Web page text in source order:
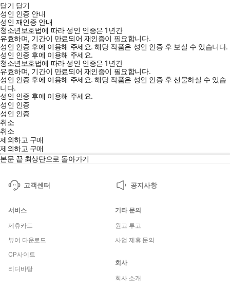
닫기 닫기
성인 인증 안내
성인 재인증 안내
청소년보호법에 따라 성인 인증은 1년간
유효하며, 기간이 만료되어 재인증이 필요합니다.
성인 인증 후에 이용해 주세요.해당 작품은 성인 인증 후 보실 수 있습니다.
성인 인증 후에 이용해 주세요.
청소년보호법에 따라 성인 인증은 1년간
유효하며, 기간이 만료되어 재인증이 필요합니다.
성인 인증 후에 이용해 주세요.해당 작품은 성인 인증 후 선물하실 수 있습
니다.
성인 인증 후에 이용해 주세요.
성인 인증
성인 인증
취소
취소
제외하고 구매
제외하고 구매
본문 끝 최상단으로 돌아가기
고객센터 공지사항
서비스
제휴카드
뷰어 다운로드
CP사이트
리디바탕
기타 문의
원고 투고
사업 제휴 문의
회사
회사 소개